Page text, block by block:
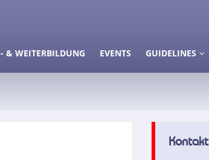
& WEITERBILDUNG EVENTS GUIDELINES
Kontakt